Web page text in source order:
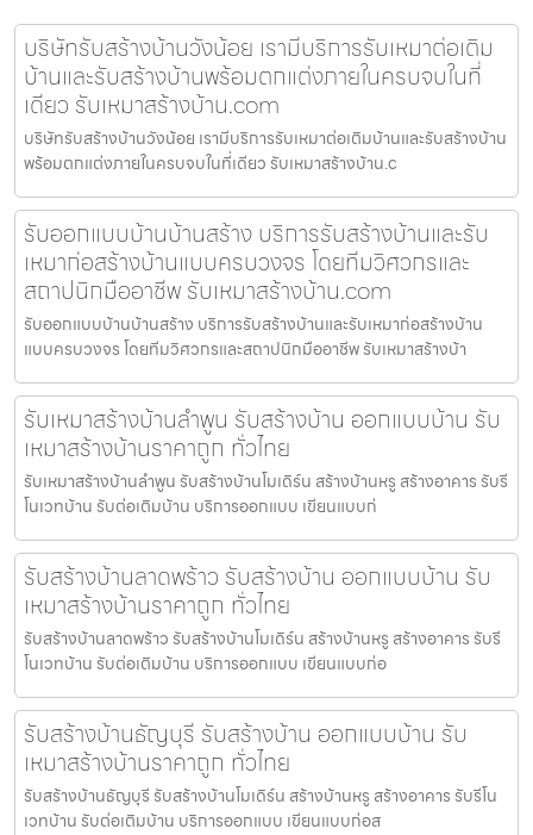
บริษัทรับสร้างบ้านวังน้อย เรามีบริการรับเหมาต่อเติม
บ้านและรับสร้างบ้านพร้อมตกแต่งภายในครบจบในที่
เดียว รับเหมาสร้างบ้าน.com
บริษัทรับสร้างบ้านวังน้อย เรามีบริการรับเหมาต่อเติมบ้านและรับสร้างบ้าน
พร้อมตกแต่งภายในครบจบในที่เดียว รับเหมาสร้างบ้าน.c
รับออกแบบบ้านบ้านสร้าง บริการรับสร้างบ้านและรับ
เหมาก่อสร้างบ้านแบบครบวงจร โดยทีมวิศวกรและ
สถาปนิกมืออาชีพ รับเหมาสร้างบ้าน.com
รับออกแบบบ้านบ้านสร้าง บริการรับสร้างบ้านและรับเหมาก่อสร้างบ้าน
แบบครบวงจร โดยทีมวิศวกรและสถาปนิกมืออาชีพ รับเหมาสร้างบ้า
รับเหมาสร้างบ้านลำพูน รับสร้างบ้าน ออกแบบบ้าน รับ
เหมาสร้างบ้านราคาถูก ทั่วไทย
รับเหมาสร้างบ้านลำพูน รับสร้างบ้านโมเดิร์น สร้างบ้านหรู สร้างอาคาร รับรี
โนเวทบ้าน รับต่อเติมบ้าน บริการออกแบบ เขียนแบบก่
รับสร้างบ้านลาดพร้าว รับสร้างบ้าน ออกแบบบ้าน รับ
เหมาสร้างบ้านราคาถูก ทั่วไทย
รับสร้างบ้านลาดพร้าว รับสร้างบ้านโมเดิร์น สร้างบ้านหรู สร้างอาคาร รับรี
โนเวทบ้าน รับต่อเติมบ้าน บริการออกแบบ เขียนแบบก่อ
รับสร้างบ้านธัญบุรี รับสร้างบ้าน ออกแบบบ้าน รับ
เหมาสร้างบ้านราคาถูก ทั่วไทย
รับสร้างบ้านธัญบุรี รับสร้างบ้านโมเดิร์น สร้างบ้านหรู สร้างอาคาร รับรีโน
เวทบ้าน รับต่อเติมบ้าน บริการออกแบบ เขียนแบบก่อส